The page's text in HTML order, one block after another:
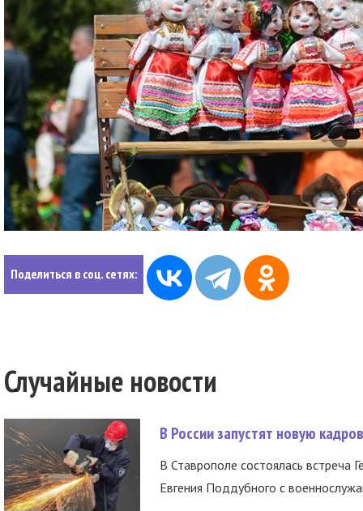
Поделиться в соц. сетях:
Случайные новости
В России запустят новую
В Ставрополе состоялась встреча
Евгения Поддубного с